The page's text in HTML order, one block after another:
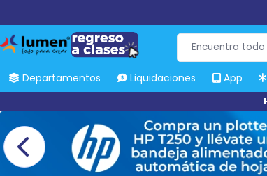
Departamentos Liquidaciones App